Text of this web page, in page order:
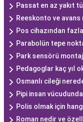
Passat en az yakıt
Reeskonto ve avans
Pos cihazından
Parabolün tepe
Park sensörü
Pedagoglar kaç yıl
Osmanlı cileği
Pipi insan
Polis olmak için
Roman nedir ve